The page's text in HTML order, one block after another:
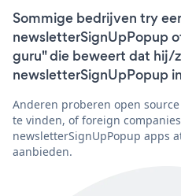
Sommige bedrijven try
newsletterSignUpPopup
guru" die beweert dat hij/
newsletterSignUpPopup
Anderen proberen open
te vinden, of foreign
newsletterSignUpPopup apps
aanbieden.